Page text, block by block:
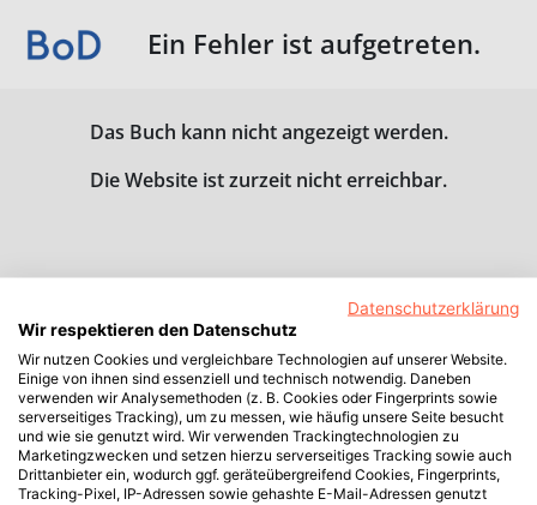
Ein Fehler ist aufgetreten.
Das Buch kann nicht angezeigt werden.
Die Website ist zurzeit nicht erreichbar.
Datenschutzerklärung
Wir respektieren den Datenschutz
Wir nutzen Cookies und vergleichbare Technologien auf unserer Website.
Einige von ihnen sind essenziell und technisch notwendig. Daneben
verwenden wir Analysemethoden (z. B. Cookies oder Fingerprints sowie
serverseitiges Tracking), um zu messen, wie häufig unsere Seite besucht
und wie sie genutzt wird. Wir verwenden Trackingtechnologien zu
Marketingzwecken und setzen hierzu serverseitiges Tracking sowie auch
Drittanbieter ein, wodurch ggf. geräteübergreifend Cookies, Fingerprints,
Tracking-Pixel, IP-Adressen sowie gehashte E-Mail-Adressen genutzt